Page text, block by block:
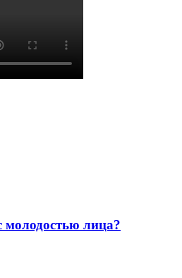
молодостью лица?